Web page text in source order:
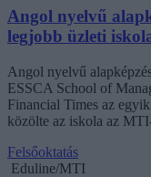
Angol nyelvű
legjobb üzleti
Angol nyelvű
ESSCA School of
Financial Times az
közölte az iskola az
Felsőoktatás
Eduline/MTI